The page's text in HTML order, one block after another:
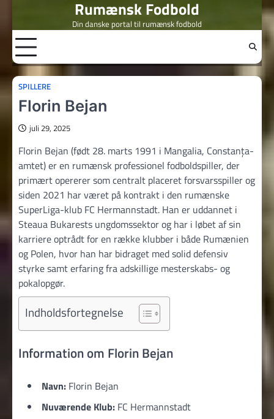
content
Rumænsk Fodbold
Din danske portal til rumænsk fodbold
SPILLERE
Florin Bejan
juli 29, 2025
Florin Bejan (født 28. marts 1991 i Mangalia, Constanța-
amtet) er en rumænsk professionel fodboldspiller, der
primært opererer som centralt placeret forsvarsspiller og
siden 2021 har været på kontrakt i den rumænske
SuperLiga-klub FC Hermannstadt. Han er uddannet i
Steaua Bukarests ungdomssektor og har i løbet af sin
karriere optrådt for en række klubber i både Rumænien
og Polen, hvor han har bidraget med solid defensiv
styrke samt erfaring fra adskillige mesterskabs- og
pokalopgør.
Indholdsfortegnelse
Information om Florin Bejan
Navn: Florin Bejan
Nuværende Klub: FC Hermannstadt